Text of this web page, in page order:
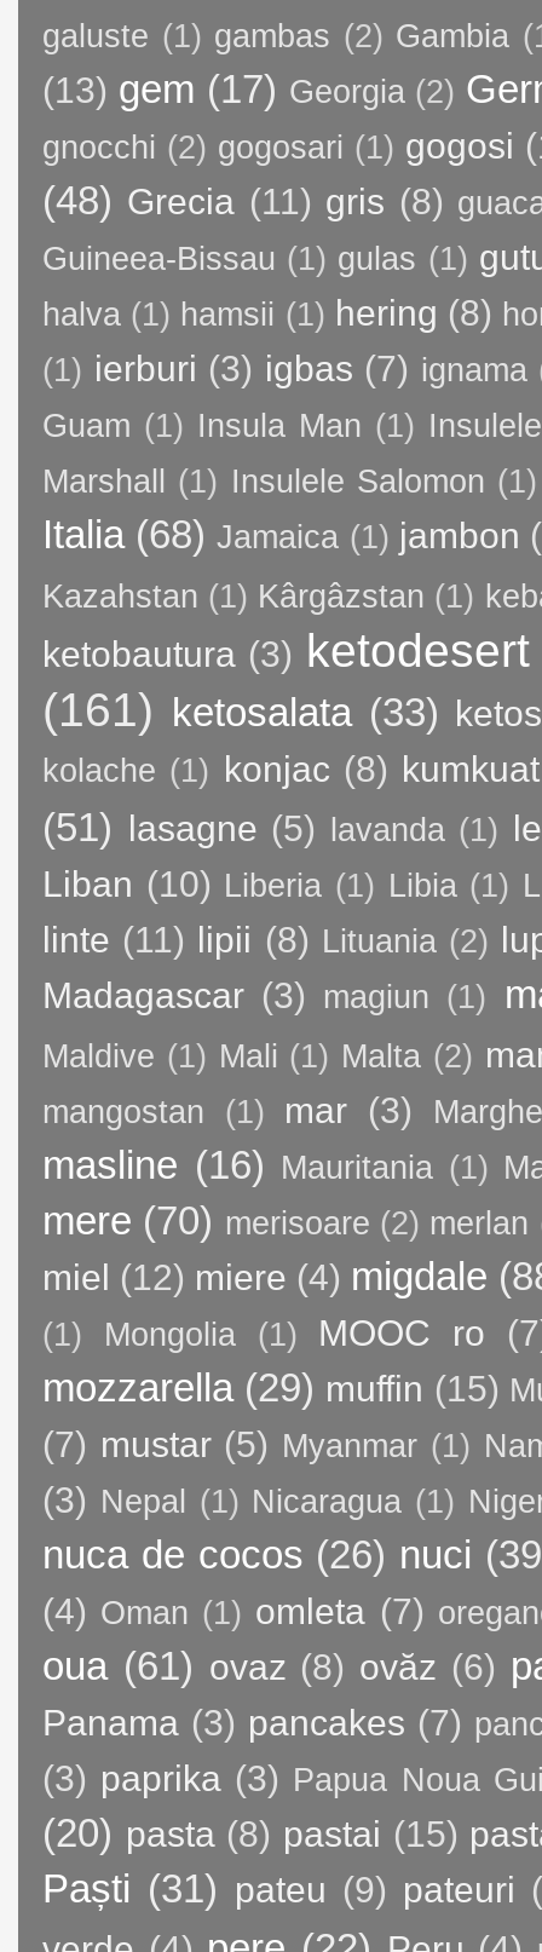
galuste (1) gambas (2) Gambia
(13) gem (17) Georgia (2)
gnocchi (2) gogosari (1) gogosi
(48) Grecia (11) gris (8)
Guineea-Bissau (1) gulas (1)
halva (1) hamsii (1) hering (8)
(1) ierburi (3) igbas (7) ignama
Guam (1) Insula Man (1)
Marshall
(1) Insulele Salomon (1)
Italia (68) Jamaica (1) jambon
Kazahstan (1) Kârgâzstan (1)
ketobautura (3) ketodesert
(161) ketosalata (33)
kolache (1) konjac (8) kumkuat
(51) lasagne (5) lavanda (1)
Liban (10) Liberia (1) Libia (1)
linte (11) lipii (8) Lituania (2)
Madagascar (3) magiun (1)
Maldive (1) Mali (1) Malta (2)
mangostan (1) mar (3)
masline (16) Mauritania (1)
mere (70) merisoare (2) merlan
miel (12) miere (4) migdale
(1) Mongolia (1) MOOC ro
mozzarella (29) muffin (15)
(7) mustar (5) Myanmar (1)
(3) Nepal (1) Nicaragua (1)
nuca de cocos (26) nuci
(4) Oman (1) omleta (7)
oua (61) ovaz (8) ovăz (6)
Panama (3) pancakes (7)
(3) paprika (3) Papua Noua
(20) pasta (8) pastai (15)
Paști (31) pateu (9) pateuri